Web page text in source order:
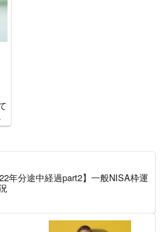
年分途中経過part2】一般NISA枠運